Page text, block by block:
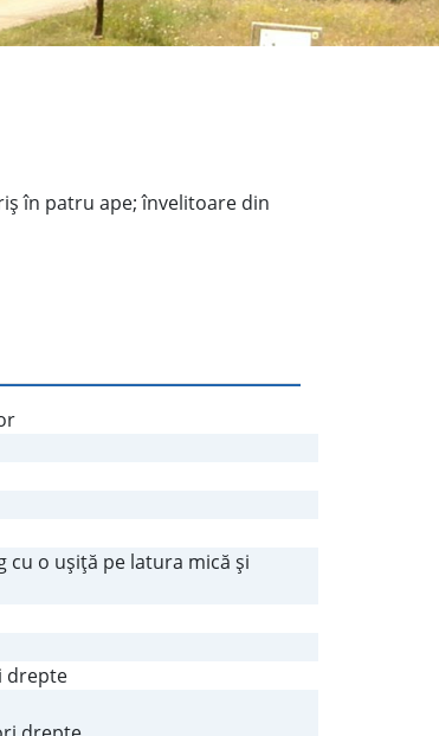
în patru ape; învelitoare din
cu o uşiţă pe latura mică şi
drepte